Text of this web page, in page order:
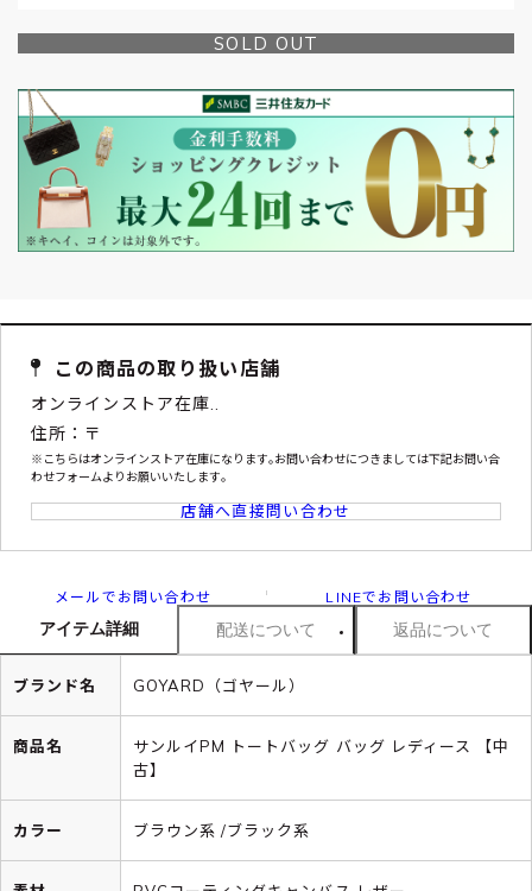
SOLD OUT
この商品の取り扱い店舗
オンラインストア在庫..
住所：〒
※こちらはオンラインストア在庫になります｡お問い合わせにつきましては下記お問い合
わせフォームよりお願いいたします｡
店舗へ直接問い合わせ
メールでお問い合わせ LINEでお問い合わせ
アイテム詳細 配送について 返品について
ブランド名 GOYARD（ゴヤール）
商品名
サンルイPM トートバッグ バッグ レディース 【中
古】
カラー ブラウン系 /ブラック系